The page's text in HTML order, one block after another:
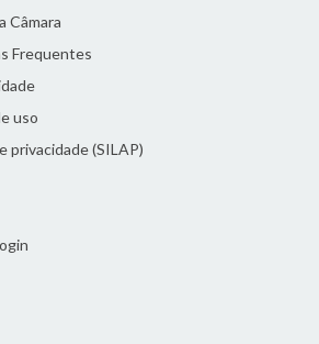
Câmara
Frequentes
uso
privacidade (SILAP)